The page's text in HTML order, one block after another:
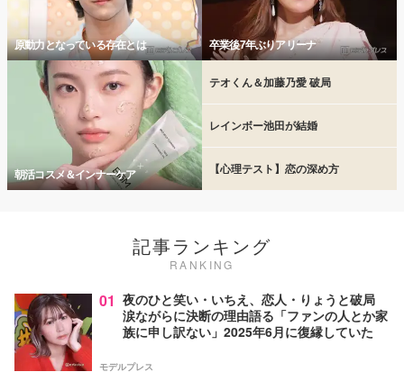
原動力となっている存在とは 卒業後7年ぶりアリーナ
朝活コスメ＆インナーケア
テオくん＆加藤乃愛 破局
レインボー池田が結婚
【心理テスト】恋の深め方
記事ランキング
RANKING
01 夜のひと笑い・いちえ、恋人・りょうと破局
涙ながらに決断の理由語る「ファンの人とか家
族に申し訳ない」2025年6月に復縁していた
モデルプレス